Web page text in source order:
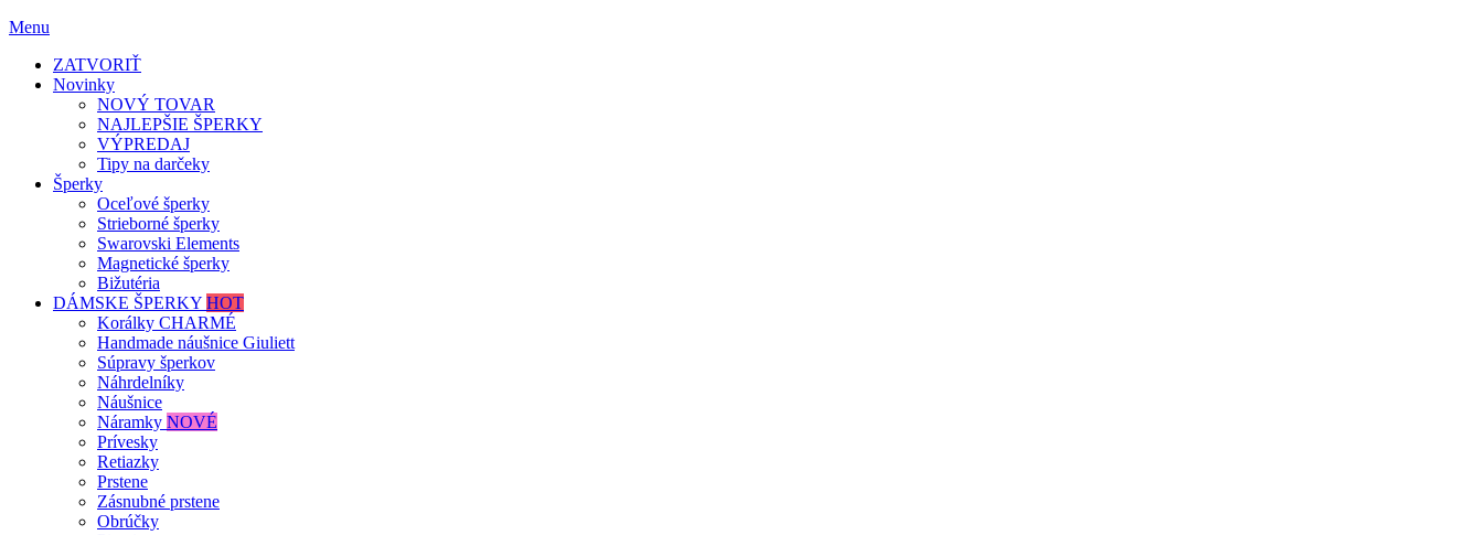
Menu
ZATVORIŤ
Novinky
NOVÝ TOVAR
NAJLEPŠIE ŠPERKY
VÝPREDAJ
Tipy na darčeky
Šperky
Oceľové šperky
Strieborné šperky
Swarovski Elements
Magnetické šperky
Bižutéria
DÁMSKE ŠPERKY HOT
Korálky CHARMÉ
Handmade náušnice Giuliett
Súpravy šperkov
Náhrdelníky
Náušnice
Náramky NOVÉ
Prívesky
Retiazky
Prstene
Zásnubné prstene
Obrúčky